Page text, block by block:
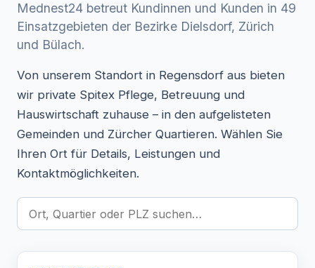
Mednest24 betreut Kundinnen und Kunden in 49
Einsatzgebieten der Bezirke Dielsdorf, Zürich
und Bülach.
Von unserem Standort in Regensdorf aus bieten
wir private Spitex Pflege, Betreuung und
Hauswirtschaft zuhause – in den aufgelisteten
Gemeinden und Zürcher Quartieren. Wählen Sie
Ihren Ort für Details, Leistungen und
Kontaktmöglichkeiten.